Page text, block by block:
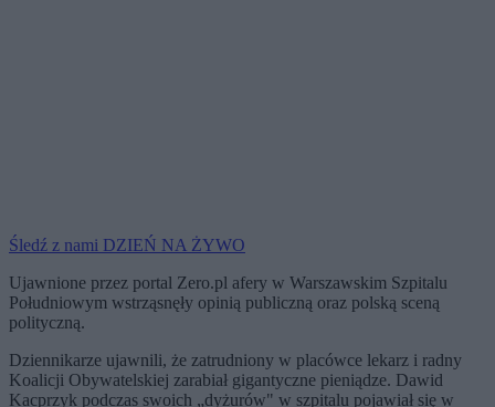
Śledź z nami DZIEŃ NA ŻYWO
Ujawnione przez portal Zero.pl afery w Warszawskim Szpitalu
Południowym wstrząsnęły opinią publiczną oraz polską sceną
polityczną.
Dziennikarze ujawnili, że zatrudniony w placówce lekarz i radny
Koalicji Obywatelskiej zarabiał gigantyczne pieniądze. Dawid
Kacprzyk podczas swoich „dyżurów" w szpitalu pojawiał się w